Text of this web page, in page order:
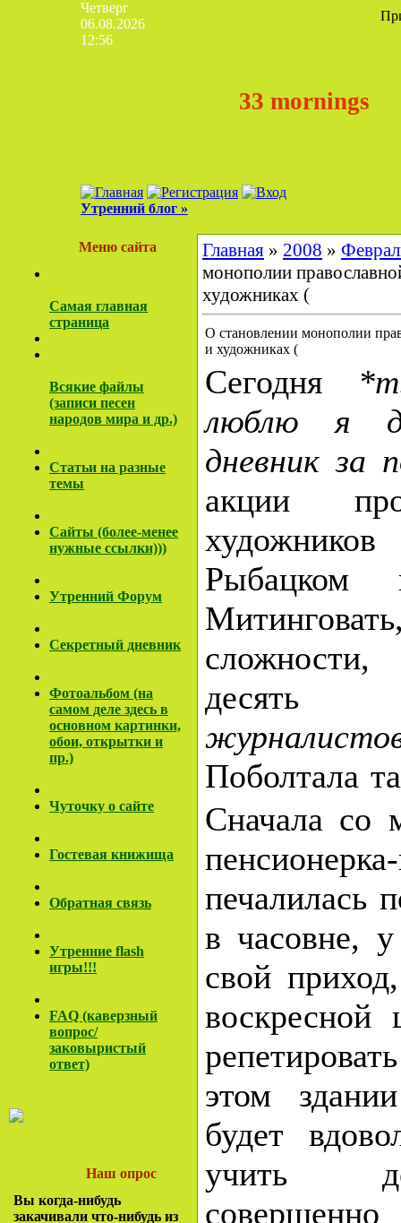
Четверг
06.08.2026
12:56
33 mornings
Утренний блог »
Меню сайта
Самая главная
страница
Всякие файлы
(записи песен
народов мира и др.)
Cтатьи на разные
темы
Сайты (более-менее
нужные ссылки)))
Утренний Форум
Секретный дневник
Фотоальбом (на
самом деле здесь в
основном картинки,
обои, открытки и
пр.)
Чуточку о сайте
Гостевая книжища
Обратная связь
Утренние flash
игры!!!
FAQ (каверзный
вопрос/
заковыристый
ответ)
Наш опрос
Вы когда-нибудь
закачивали что-нибудь из
Главная » 2008 »
монополии
художниках (
О становлении монополии
и художниках (
Сегодня
люблю я
дневник за
акции
десять
Поболтала
Сначала со
печалилась
в часовне,
свой
этом
будет
учить